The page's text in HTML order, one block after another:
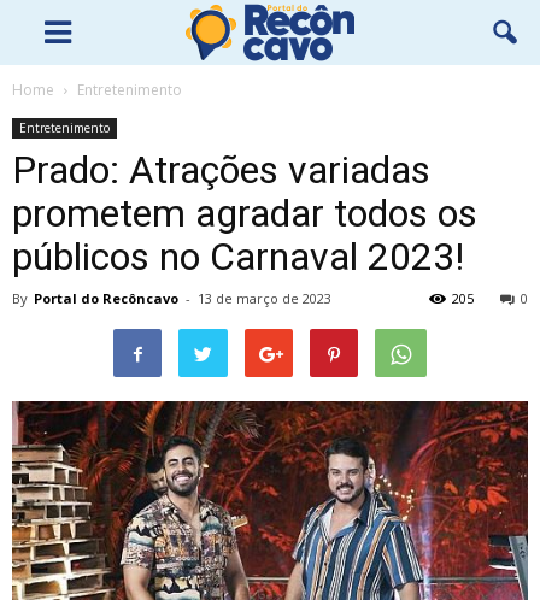
Home Entretenimento
Entretenimento
Prado: Atrações variadas
prometem agradar todos os
públicos no Carnaval 2023!
By Portal do Recôncavo - 13 de março de 2023 0
205